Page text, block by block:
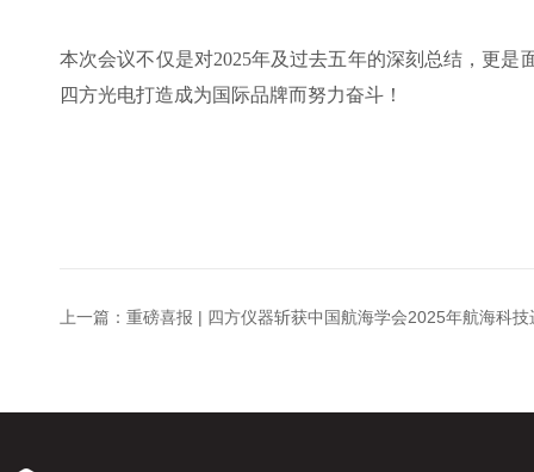
本次会议不仅是对2025年及过去五年的深刻总结，更
四方光电打造成为国际品牌而努力奋斗！
上一篇： 重磅喜报 | 四方仪器斩获中国航海学会2025年航海科